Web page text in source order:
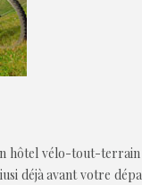
hôtel vélo-tout-
déjà avant votre